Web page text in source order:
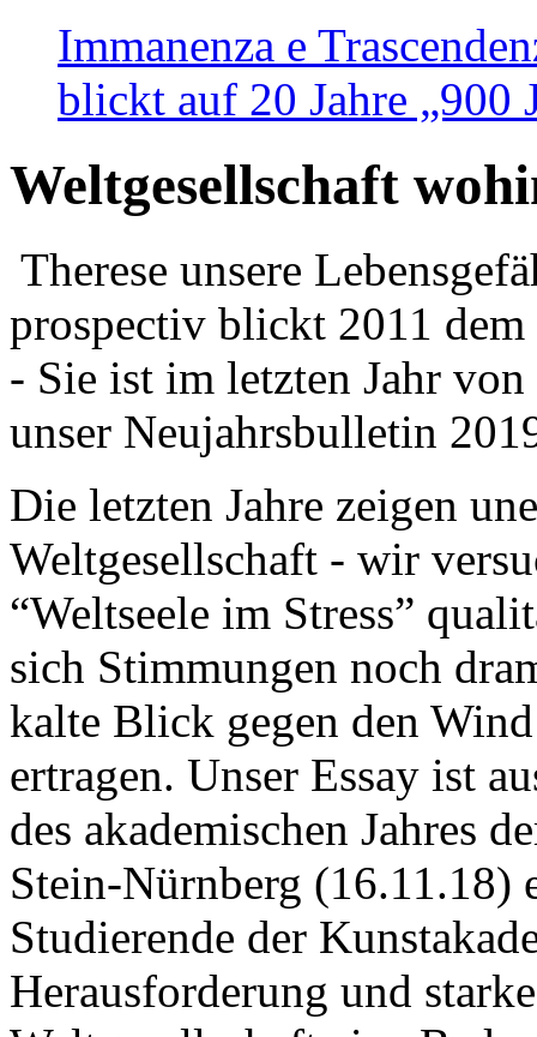
Immanenza e
blickt auf 20 Jahre „900
Weltgesellschaft
Therese unsere
prospectiv blickt 2011
- Sie ist im letzten Jahr
unser Neujahrsbulletin
Die letzten Jahre zeigen
Weltgesellschaft - wir
“Weltseele im Stress”
sich Stimmungen noch
kalte Blick gegen den
ertragen. Unser Essay ist
des akademischen Jahres
Stein-Nürnberg (16.11.18)
Studierende der
Herausforderung und